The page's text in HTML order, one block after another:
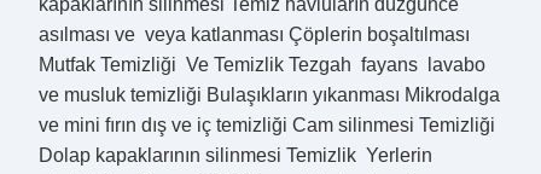
kapaklarının silinmesi Temiz havluların düzgünce
asılması ve veya katlanması Çöplerin boşaltılması
Mutfak Temizliği Ve Temizlik Tezgah fayans lavabo
ve musluk temizliği Bulaşıkların yıkanması Mikrodalga
ve mini fırın dış ve iç temizliği Cam silinmesi Temizliği
Dolap kapaklarının silinmesi Temizlik Yerlerin